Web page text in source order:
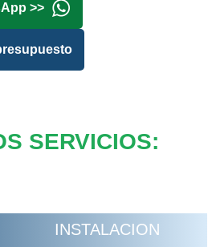
>>
SERVICIOS:
INSTALACION